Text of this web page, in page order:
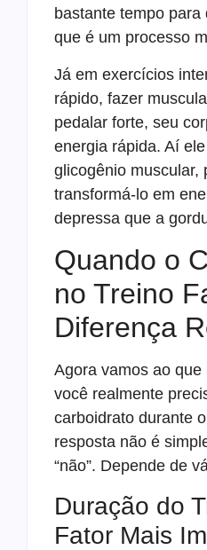
bastante tempo para
que é um processo
Já em exercícios
rápido, fazer
pedalar forte, seu
energia rápida. Aí
glicogênio muscular,
transformá-lo em
depressa que a
Quando o
no Treino
Diferença
Agora vamos ao
você realmente
carboidrato durante
resposta não é
“não”. Depende de
Duração do
Fator Mais